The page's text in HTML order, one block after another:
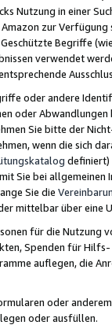
Nutzung in einer
zur
Begriffe
verwendet
oder andere
oder
Sie bitte der
wenn die sich
definiert)
Sie bei
Sie die
mittelbar über eine
für die Nutzung
Spenden für
auflegen, die
oder
oder ausfüllen.